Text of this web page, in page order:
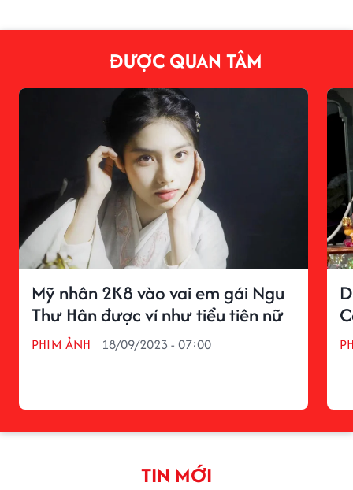
ĐƯỢC QUAN TÂM
Mỹ nhân 2K8 vào vai em gái Ngu
Thư Hân được ví như tiểu tiên nữ
PHIM ẢNH 18/09/2023 - 07:00
TIN MỚI